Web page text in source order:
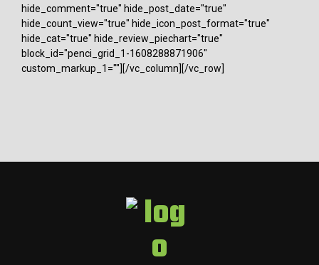
hide_comment="true" hide_post_date="true"
hide_count_view="true" hide_icon_post_format="true"
hide_cat="true" hide_review_piechart="true"
block_id="penci_grid_1-1608288871906"
custom_markup_1=""][/vc_column][/vc_row]